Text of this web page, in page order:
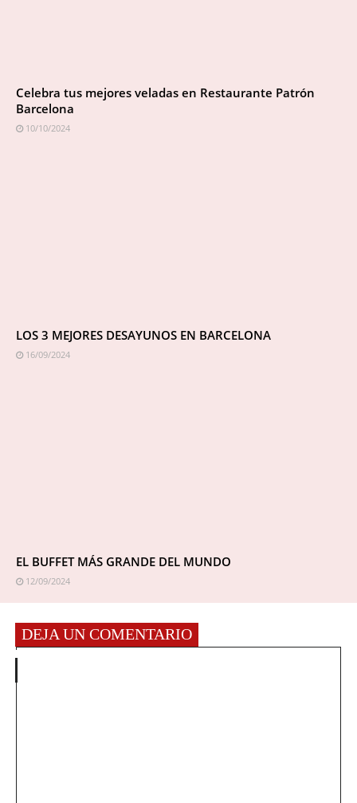
Celebra tus mejores veladas en Restaurante Patrón
Barcelona
10/10/2024
LOS 3 MEJORES DESAYUNOS EN BARCELONA
16/09/2024
EL BUFFET MÁS GRANDE DEL MUNDO
12/09/2024
DEJA UN COMENTARIO